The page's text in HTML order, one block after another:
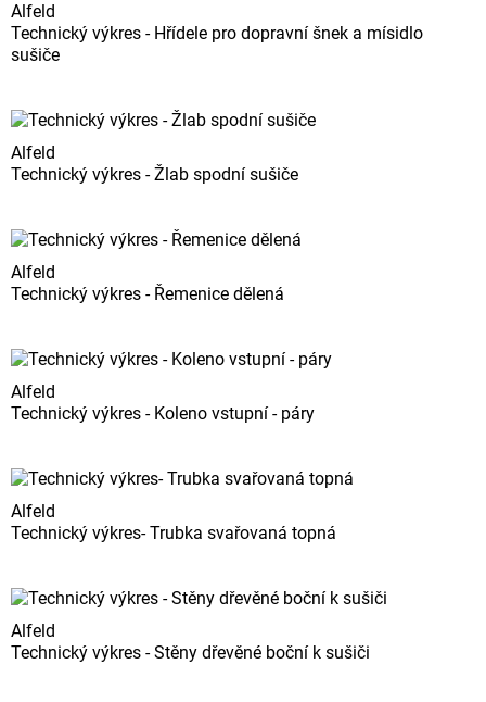
Alfeld
Technický výkres - Hřídele pro dopravní šnek a mísidlo
sušiče
Alfeld
Technický výkres - Žlab spodní sušiče
Alfeld
Technický výkres - Řemenice dělená
Alfeld
Technický výkres - Koleno vstupní - páry
Alfeld
Technický výkres- Trubka svařovaná topná
Alfeld
Technický výkres - Stěny dřevěné boční k sušiči